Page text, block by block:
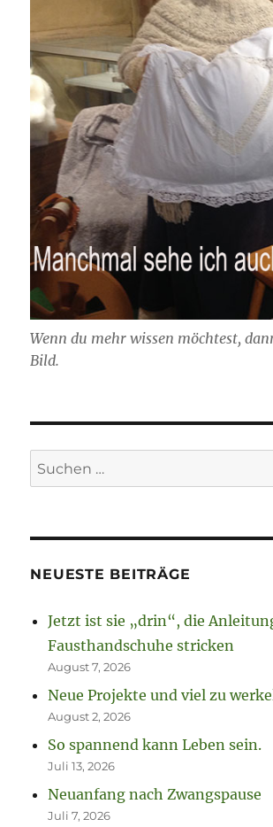
Wenn du mehr wissen möchtest,
Bild.
Suchen
nach:
NEUESTE BEITRÄGE
Jetzt ist sie „drin“, die
Fausthandschuhe stricken
August 7, 2026
Neue Projekte und viel zu
August 2, 2026
So spannend kann Leben sein.
Juli 13, 2026
Neuanfang nach Zwangspause
Juli 7, 2026